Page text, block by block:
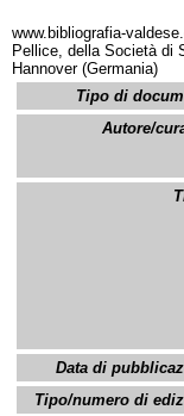
www.bibliografia-
Pellice, della Società di
Hannover (Germania)
Tipo di
Autore/
Data di
Tipo/numero di